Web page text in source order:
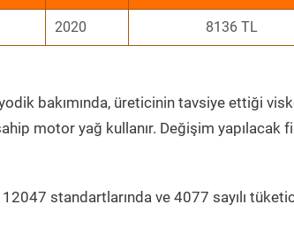
2020 8136 TL
bakımında, üreticinin tavsiye ettiği
motor yağ kullanır. Değişim yapılacak
standartlarında ve 4077 sayılı